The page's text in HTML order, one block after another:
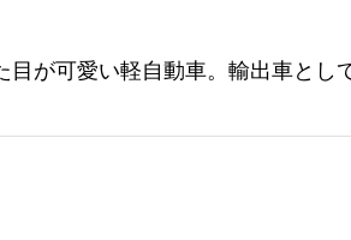
が可愛い軽自動車。輸出車とし